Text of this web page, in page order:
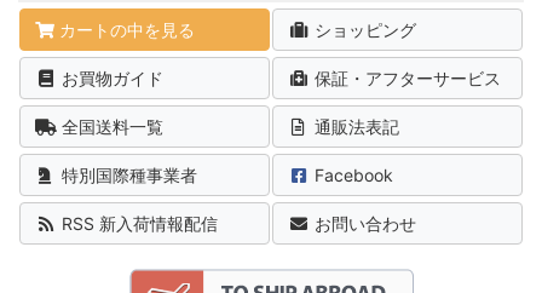
カートの中を見る ショッピング
お買物ガイド 保証・アフターサービス
全国送料一覧 通販法表記
特別国際種事業者 Facebook
RSS 新入荷情報配信 お問い合わせ